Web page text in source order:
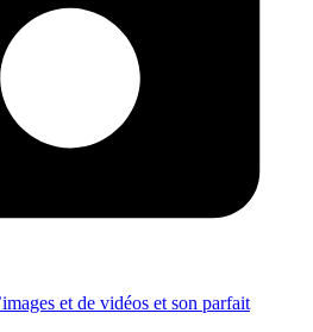
et de vidéos et son parfait